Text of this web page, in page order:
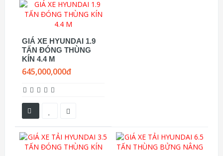
GIÁ XE HYUNDAI 1.9
TẤN ĐÓNG THÙNG
KÍN 4.4 M
645,000,000đ